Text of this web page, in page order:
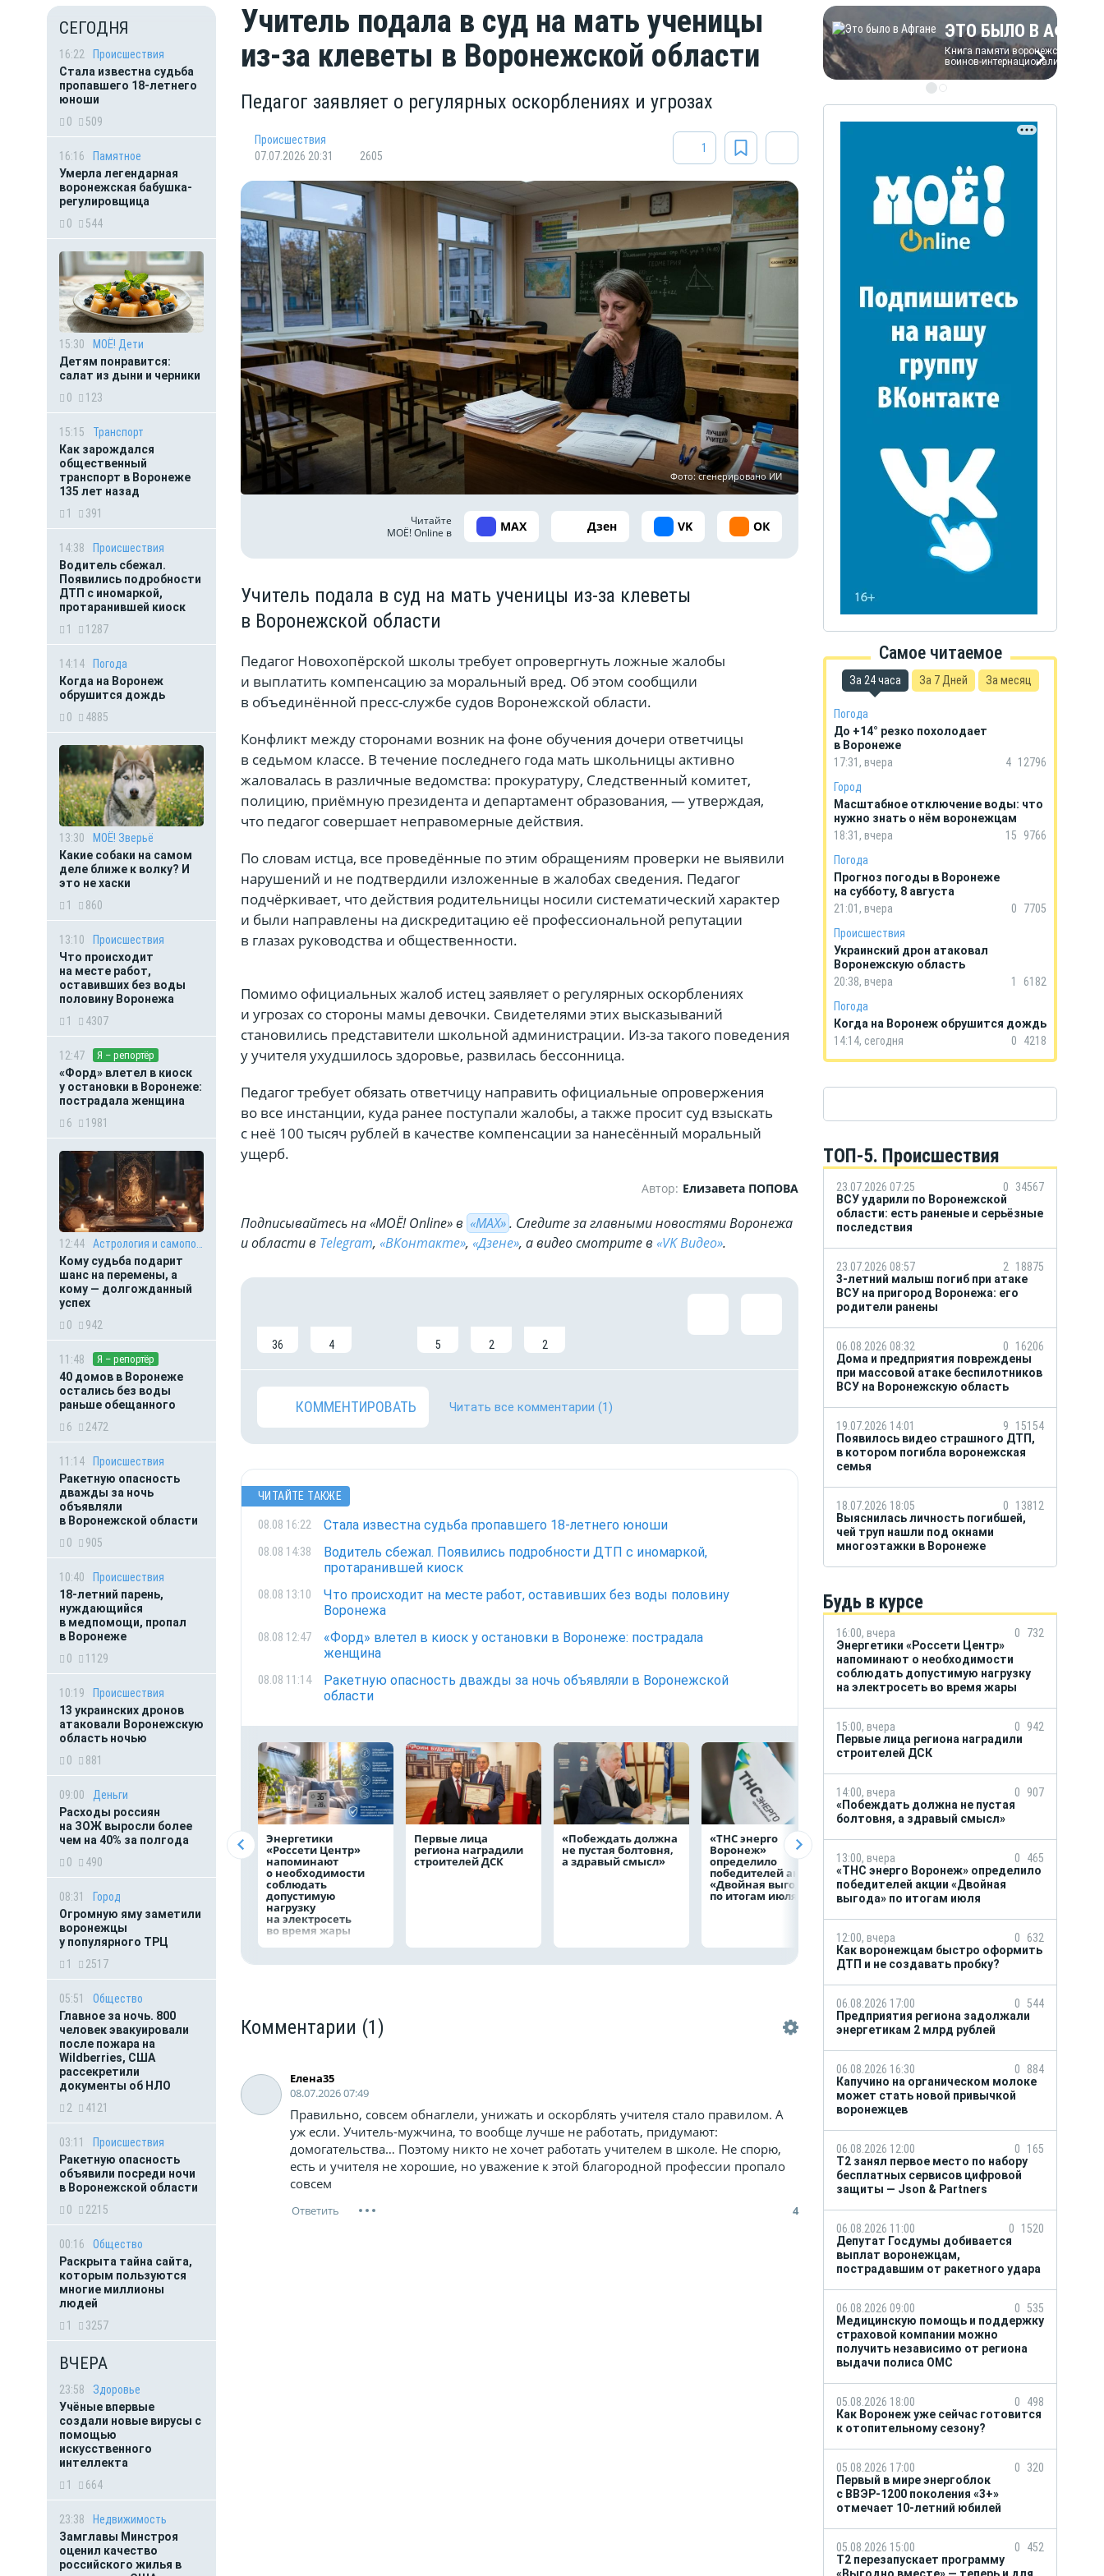
СЕГОДНЯ
16:22
Происшествия
Стала известна судьба
пропавшего 18-летнего
юноши
0
509
16:16
Памятное
Умерла легендарная
воронежская бабушка-
регулировщица
0
544
15:30
МОЁ! Дети
Детям понравится:
салат из дыни и черники
0
123
15:15
Транспорт
Как зарождался
общественный
транспорт в Воронеже
135 лет назад
1
391
14:38
Происшествия
Водитель сбежал.
Появились подробности
ДТП с иномаркой,
протаранившей киоск
1
1287
14:14
Погода
Когда на Воронеж
обрушится дождь
0
4885
13:30
МОЁ! Зверьё
Какие собаки на самом
деле ближе к волку? И
это не хаски
1
860
13:10
Происшествия
Что происходит
на месте работ,
оставивших без воды
половину Воронежа
1
4307
12:47 Я – репортёр
«Форд» влетел в киоск
у остановки в Воронеже:
пострадала женщина
6
1981
12:44
Кому судьба подарит
шанс на перемены, а
кому — долгожданный
успех
0
942
11:48 Я – репортёр
40 домов в Воронеже
остались без воды
раньше обещанного
6
2472
11:14
Происшествия
Ракетную опасность
дважды за ночь
объявляли
в Воронежской области
0
905
10:40
Происшествия
18-летний парень,
нуждающийся
в медпомощи, пропал
в Воронеже
0
1129
10:19
Происшествия
13 украинских дронов
атаковали Воронежскую
область ночью
0
881
09:00
Деньги
Расходы россиян
на ЗОЖ выросли более
чем на 40% за полгода
0
490
08:31
Город
Огромную яму заметили
воронежцы
у популярного ТРЦ
1
2517
05:51
Общество
Главное за ночь. 800
человек эвакуировали
после пожара на
Wildberries, США
рассекретили
документы об НЛО
2
4121
03:11
Происшествия
Ракетную опасность
объявили посреди ночи
в Воронежской области
0
2215
00:16
Общество
Раскрыта тайна сайта,
которым пользуются
многие миллионы
людей
1
3257
ВЧЕРА
23:58
Здоровье
Учёные впервые
создали новые вирусы с
помощью
искусственного
интеллекта
1
664
23:38
Недвижимость
Замглавы Минстроя
оценил качество
российского жилья в
Учитель подала в суд на мать ученицы
из-за клеветы в Воронежской области
Педагог заявляет о регулярных оскорблениях и угрозах
Происшествия
07.07.2026 20:31
2605
1
Фото: сгенерировано ИИ
Читайте
МОЁ! Online в
MAX Дзен VK ОК
Учитель подала в суд на мать ученицы из-за клеветы
в Воронежской области
Педагог Новохопёрской школы требует опровергнуть ложные жалобы
и выплатить компенсацию за моральный вред. Об этом сообщили
в объединённой пресс-службе судов Воронежской области.
Конфликт между сторонами возник на фоне обучения дочери ответчицы
в седьмом классе. В течение последнего года мать школьницы активно
жаловалась в различные ведомства: прокуратуру, Следственный комитет,
полицию, приёмную президента и департамент образования, — утверждая,
что педагог совершает неправомерные действия.
По словам истца, все проведённые по этим обращениям проверки не выявили
нарушений и не подтвердили изложенные в жалобах сведения. Педагог
подчёркивает, что действия родительницы носили систематический характер
и были направлены на дискредитацию её профессиональной репутации
в глазах руководства и общественности.
Помимо официальных жалоб истец заявляет о регулярных оскорблениях
и угрозах со стороны мамы девочки. Свидетелями этих высказываний
становились представители школьной администрации. Из-за такого поведения
у учителя ухудшилось здоровье, развилась бессонница.
Педагог требует обязать ответчицу направить официальные опровержения
во все инстанции, куда ранее поступали жалобы, а также просит суд взыскать
с неё 100 тысяч рублей в качестве компенсации за нанесённый моральный
ущерб.
Автор: Елизавета ПОПОВА
Подписывайтесь на «МОЁ! Online» в «МАХ». Cледите за главными новостями Воронежа
и области в Telegram, «ВКонтакте», «Дзене», а видео смотрите в «VK Видео».
36 4 5 2 2
КОММЕНТИРОВАТЬ Читать все комментарии (1)
ЧИТАЙТЕ ТАКЖЕ
08.08 16:22 Стала известна судьба пропавшего 18-летнего юноши
08.08 14:38
Водитель сбежал. Появились подробности ДТП с иномаркой,
протаранившей киоск
08.08 13:10
Что происходит на месте работ, оставивших без воды половину
Воронежа
08.08 12:47
«Форд» влетел в киоск у остановки в Воронеже: пострадала
женщина
08.08 11:14
Ракетную опасность дважды за ночь объявляли в Воронежской
области
Энергетики
«Россети Центр»
напоминают
о необходимости
соблюдать
допустимую
нагрузку
на электросеть
во время жары
Первые лица
региона наградили
строителей ДСК
«Побеждать должна
не пустая болтовня,
а здравый смысл»
«ТНС энерго
Воронеж»
определило
победителей акции
«Двойная выгода»
по итогам июля
Как воронежцам
быстро оформить
ДТП и не создавать
пробку?
Предприятия
региона
энергетикам 2
рублей
Комментарии (1)
Елена35
08.07.2026 07:49
Правильно, совсем обнаглели, унижать и оскорблять учителя стало правилом. А
уж если. Учитель-мужчина, то вообще лучше не работать, придумают:
домогательства… Поэтому никто не хочет работать учителем в школе. Не спорю,
есть и учителя не хорошие, но уважение к этой благородной профессии пропало
совсем
4
ЭТО БЫЛО В
Книга памяти воронежских
воинов-интернационалистов
ЭТО БЫЛО В
Книга памяти воронежских
воинов-интернационалистов
Самое читаемое
За 24 часа За 7 Дней За месяц
Погода
До +14° резко похолодает
в Воронеже
17:31, вчера
4 12796
Город
Масштабное отключение воды: что
нужно знать о нём воронежцам
18:31, вчера
15
9766
Погода
Прогноз погоды в Воронеже
на субботу, 8 августа
21:01, вчера
0
7705
Происшествия
Украинский дрон атаковал
Воронежскую область
20:38, вчера
1
6182
Погода
Когда на Воронеж обрушится дождь
14:14, сегодня
0 4218
ТОП-5. Происшествия
23.07.2026 07:25 0
34567
ВСУ ударили по Воронежской
области: есть раненые и серьёзные
последствия
23.07.2026 08:57 2
18875
3-летний малыш погиб при атаке
ВСУ на пригород Воронежа: его
родители ранены
06.08.2026 08:32 0
16206
Дома и предприятия повреждены
при массовой атаке беспилотников
ВСУ на Воронежскую область
19.07.2026 14:01 9
15154
Появилось видео страшного ДТП,
в котором погибла воронежская
семья
18.07.2026 18:05 0
13812
Выяснилась личность погибшей,
чей труп нашли под окнами
многоэтажки в Воронеже
Будь в курсе
16:00, вчера 0
732
Энергетики «Россети Центр»
напоминают о необходимости
соблюдать допустимую нагрузку
на электросеть во время жары
15:00, вчера 0
942
Первые лица региона наградили
строителей ДСК
14:00, вчера 0
907
«Побеждать должна не пустая
болтовня, а здравый смысл»
13:00, вчера 0
465
«ТНС энерго Воронеж» определило
победителей акции «Двойная
выгода» по итогам июля
12:00, вчера 0
632
Как воронежцам быстро оформить
ДТП и не создавать пробку?
06.08.2026 17:00 0 544
Предприятия региона задолжали
энергетикам 2 млрд рублей
06.08.2026 16:30 0
884
Капучино на органическом молоке
может стать новой привычкой
воронежцев
06.08.2026 12:00 0
165
Т2 занял первое место по набору
бесплатных сервисов цифровой
защиты — Json & Partners
06.08.2026 11:00 0
1520
Депутат Госдумы добивается
выплат воронежцам,
пострадавшим от ракетного удара
06.08.2026 09:00 0 535
Медицинскую помощь и поддержку
страховой компании можно
получить независимо от региона
выдачи полиса ОМС
05.08.2026 18:00 0
498
Как Воронеж уже сейчас готовится
к отопительному сезону?
05.08.2026 17:00 0
320
Первый в мире энергоблок
с ВВЭР-1200 поколения «3+»
отмечает 10-летний юбилей
05.08.2026 15:00 0
452
Т2 перезапускает программу